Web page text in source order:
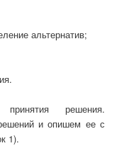
альтернатив;
решения.
и опишем ее с
1).